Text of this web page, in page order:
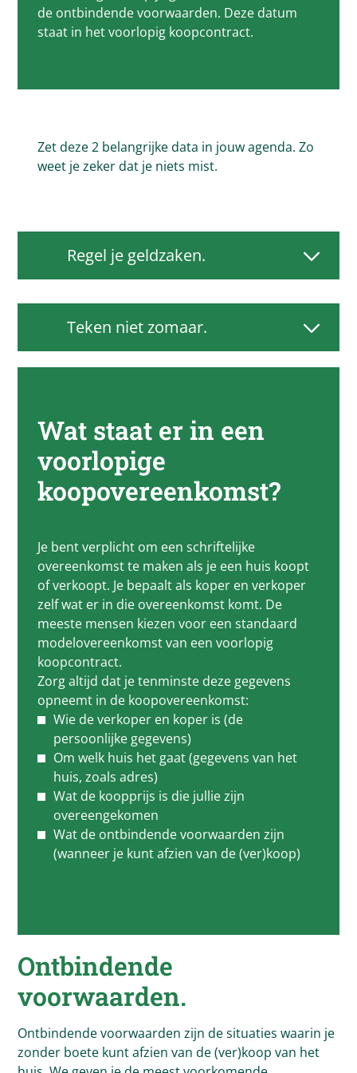
de ontbindende voorwaarden. Deze datum
staat in het voorlopig koopcontract.
Zet deze 2 belangrijke data in jouw agenda. Zo
weet je zeker dat je niets mist.
Regel je geldzaken.
Teken niet zomaar.
Wat staat er in een
voorlopige
koopovereenkomst?
Je bent verplicht om een schriftelijke
overeenkomst te maken als je een huis koopt
of verkoopt. Je bepaalt als koper en verkoper
zelf wat er in die overeenkomst komt. De
meeste mensen kiezen voor een standaard
modelovereenkomst van een voorlopig
koopcontract.
Zorg altijd dat je tenminste deze gegevens
opneemt in de koopovereenkomst:
Wie de verkoper en koper is (de
persoonlijke gegevens)
Om welk huis het gaat (gegevens van het
huis, zoals adres)
Wat de koopprijs is die jullie zijn
overeengekomen
Wat de ontbindende voorwaarden zijn
(wanneer je kunt afzien van de (ver)koop)
Ontbindende
voorwaarden.
Ontbindende voorwaarden zijn de situaties waarin je
zonder boete kunt afzien van de (ver)koop van het